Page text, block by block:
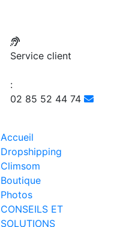
Service client
:
02 85 52 44 74
Accueil
Dropshipping
Climsom
Boutique
Photos
CONSEILS ET
SOLUTIONS